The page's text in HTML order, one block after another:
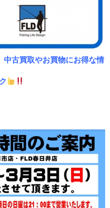
中古買取やお買物にお得な情